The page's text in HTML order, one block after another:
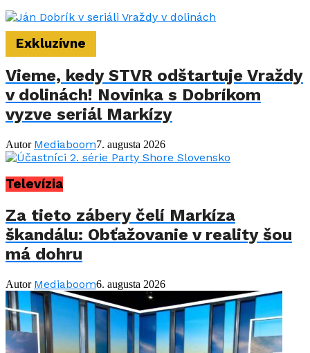
Exkluzívne
Vieme, kedy STVR odštartuje Vraždy
v dolinách! Novinka s Dobríkom
vyzve seriál Markízy
Autor Mediaboom7. augusta 2026
Televízia
Za tieto zábery čelí Markíza
škandálu: Obťažovanie v reality šou
má dohru
Autor Mediaboom6. augusta 2026